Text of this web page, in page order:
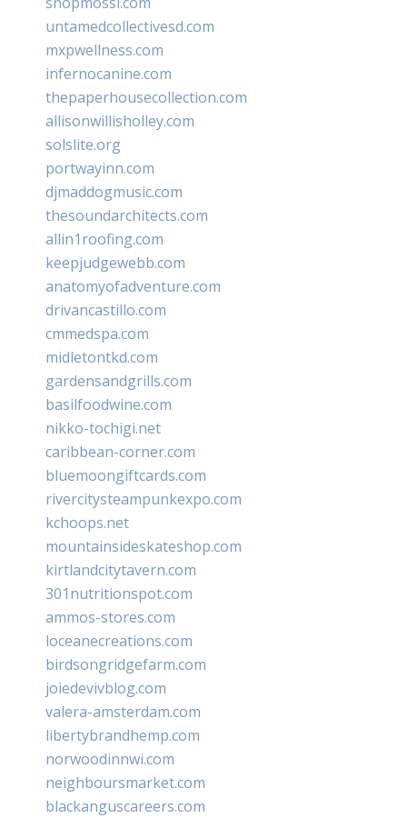
untamedcollectivesd.com
mxpwellness.com
infernocanine.com
thepaperhousecollection.com
allisonwillisholley.com
solslite.org
portwayinn.com
djmaddogmusic.com
thesoundarchitects.com
allin1roofing.com
keepjudgewebb.com
anatomyofadventure.com
drivancastillo.com
cmmedspa.com
midletontkd.com
gardensandgrills.com
basilfoodwine.com
nikko-tochigi.net
caribbean-corner.com
bluemoongiftcards.com
rivercitysteampunkexpo.com
kchoops.net
mountainsideskateshop.com
kirtlandcitytavern.com
301nutritionspot.com
ammos-stores.com
loceanecreations.com
birdsongridgefarm.com
joiedevivblog.com
valera-amsterdam.com
libertybrandhemp.com
norwoodinnwi.com
neighboursmarket.com
blackanguscareers.com